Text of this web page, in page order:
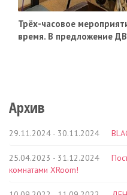
Трёх-часовое
время. В предложение
Архив
29.11.2024 - 30.11.2024
25.04.2023 - 31.12.2024
комнатами XRoom!